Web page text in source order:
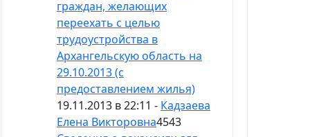
граждан, желающих
переехать с целью
трудоустройства в
Архангельскую область на
29.10.2013 (с
предоставлением жилья)
19.11.2013 в 22:11 - Кадзаева
Елена Викторовна4543